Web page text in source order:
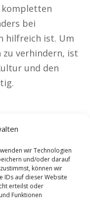
wir Technologien
und/oder darauf
können wir
IDs auf dieser Website
erteilst oder
Funktionen
kompletten
bei
hilfreich ist. Um
zu verhindern, ist
und den
Garbsen
Garbsen|